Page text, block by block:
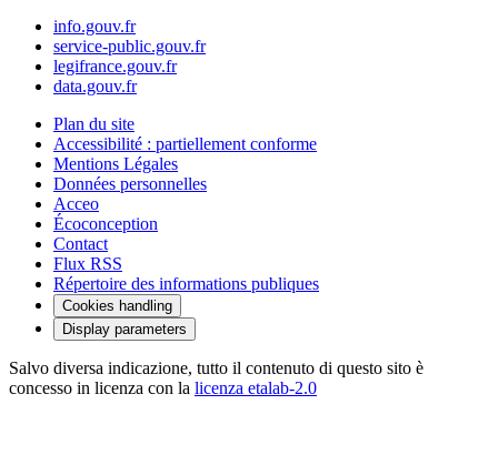
info.gouv.fr
service-public.gouv.fr
legifrance.gouv.fr
data.gouv.fr
Plan du site
Accessibilité : partiellement conforme
Mentions Légales
Données personnelles
Acceo
Écoconception
Contact
Flux RSS
Répertoire des informations publiques
Cookies handling
Display parameters
Salvo diversa indicazione, tutto il contenuto di questo sito è
concesso in licenza con la licenza etalab-2.0